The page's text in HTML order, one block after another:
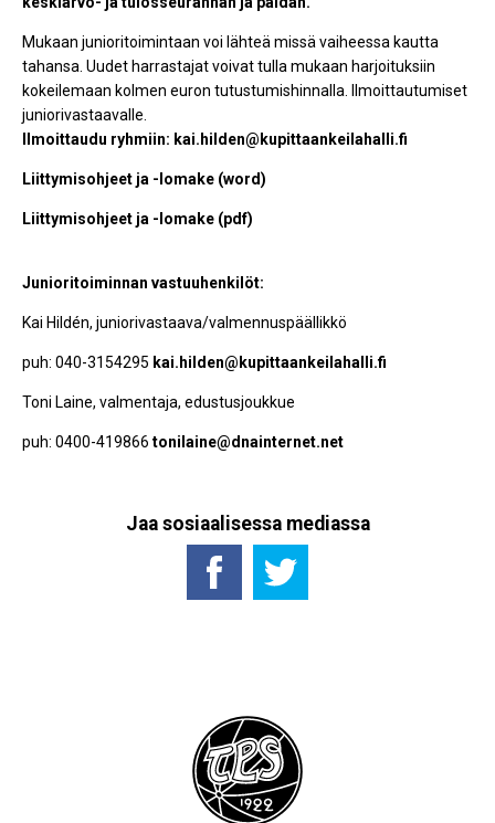
Mukaan junioritoimintaan voi lähteä missä vaiheessa kautta
tahansa. Uudet harrastajat voivat tulla mukaan harjoituksiin
kokeilemaan kolmen euron tutustumishinnalla. Ilmoittautumiset
juniorivastaavalle.
Ilmoittaudu ryhmiin: kai.hilden@kupittaankeilahalli.fi
Liittymisohjeet ja -lomake (word)
Liittymisohjeet ja -lomake (pdf)
Junioritoiminnan vastuuhenkilöt:
Kai Hildén, juniorivastaava/valmennuspäällikkö
puh: 040-3154295 kai.hilden@kupittaankeilahalli.fi
Toni Laine, valmentaja, edustusjoukkue
puh: 0400-419866 tonilaine@dnainternet.net
Jaa sosiaalisessa mediassa